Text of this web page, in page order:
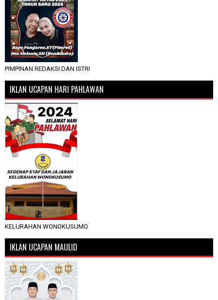
PIMPINAN REDAKSI DAN ISTRI
IKLAN UCAPAN HARI PAHLAWAN
KELURAHAN WONOKUSUMO
IKLAN UCAPAN MAULID